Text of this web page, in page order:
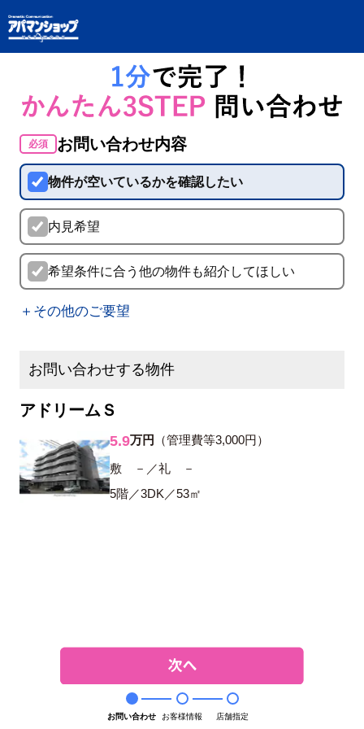
必須 お問い合わせ内容
物件が空いているかを確認したい
内見希望
希望条件に合う他の物件も紹介してほしい
＋その他のご要望
お問い合わせする物件
アドリームＳ
5.9万円 （管理費等3,000円）
敷 －／礼 －
5階／3DK／53㎡
お問い合わせ お客様情報 店舗指定